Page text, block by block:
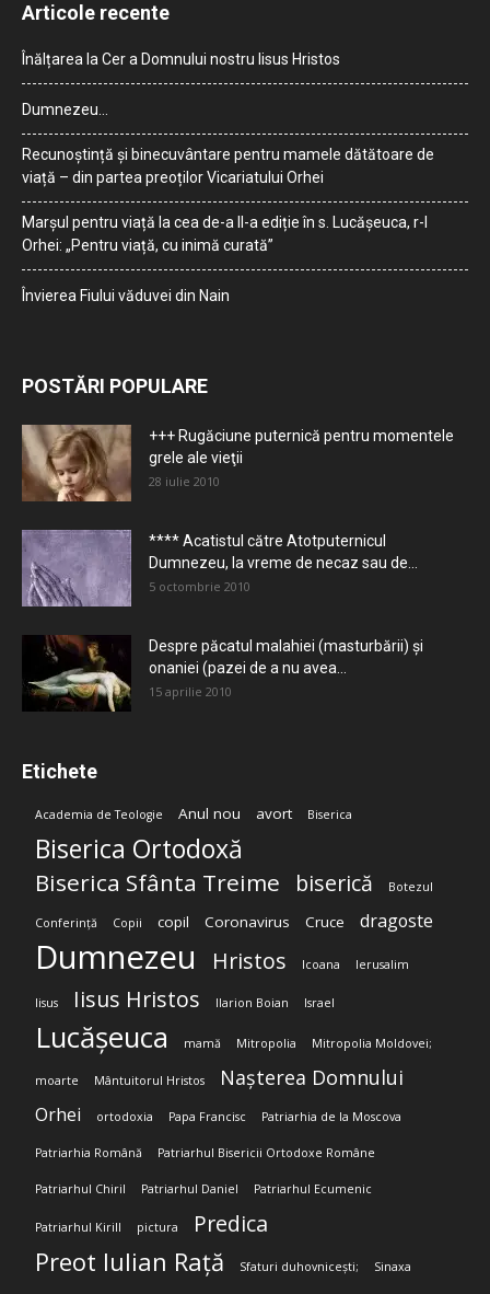
Articole recente
Înălțarea la Cer a Domnului nostru Iisus Hristos
Dumnezeu…
Recunoștință și binecuvântare pentru mamele dătătoare de
viață – din partea preoților Vicariatului Orhei
Marșul pentru viață la cea de-a II-a ediție în s. Lucășeuca, r-l
Orhei: „Pentru viață, cu inimă curată”
Învierea Fiului văduvei din Nain
POSTĂRI POPULARE
+++ Rugăciune puternică pentru momentele
grele ale vieţii
28 iulie 2010
**** Acatistul către Atotputernicul
Dumnezeu, la vreme de necaz sau de...
5 octombrie 2010
Despre păcatul malahiei (masturbării) şi
onaniei (pazei de a nu avea...
15 aprilie 2010
Etichete
Academia de Teologie Anul nou avort Biserica
Biserica Ortodoxă
Biserica Sfânta Treime biserică Botezul
Conferință Copii copil Coronavirus Cruce dragoste
Dumnezeu Hristos Icoana Ierusalim
Iisus Iisus Hristos Ilarion Boian Israel
Lucășeuca mamă Mitropolia Mitropolia Moldovei;
moarte Mântuitorul Hristos Nașterea Domnului
Orhei ortodoxia Papa Francisc Patriarhia de la Moscova
Patriarhia Română Patriarhul Bisericii Ortodoxe Române
Patriarhul Chiril Patriarhul Daniel Patriarhul Ecumenic
Patriarhul Kirill pictura Predica
Preot Iulian Rață Sfaturi duhovnicești; Sinaxa